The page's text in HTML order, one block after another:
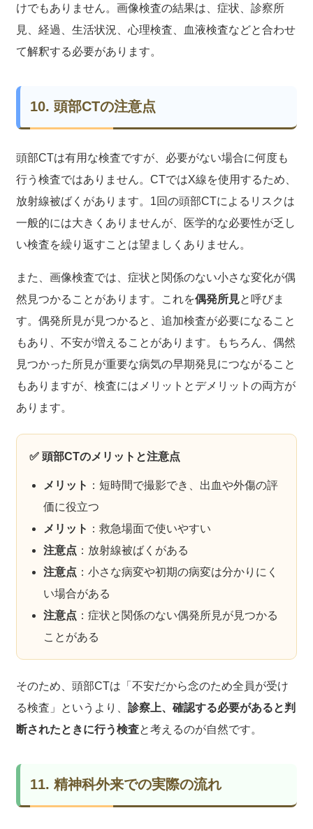
けでもありません。画像検査の結果は、症状、診察所
見、経過、生活状況、心理検査、血液検査などと合わせ
て解釈する必要があります。
10. 頭部CTの注意点
頭部CTは有用な検査ですが、必要がない場合に何度も
行う検査ではありません。CTではX線を使用するため、
放射線被ばくがあります。1回の頭部CTによるリスクは
一般的には大きくありませんが、医学的な必要性が乏し
い検査を繰り返すことは望ましくありません。
また、画像検査では、症状と関係のない小さな変化が偶
然見つかることがあります。これを偶発所見と呼びま
す。偶発所見が見つかると、追加検査が必要になること
もあり、不安が増えることがあります。もちろん、偶然
見つかった所見が重要な病気の早期発見につながること
もありますが、検査にはメリットとデメリットの両方が
あります。
✅ 頭部CTのメリットと注意点
メリット ：短時間で撮影でき、出血や外傷の評
価に役立つ
メリット ：救急場面で使いやすい
注意点 ：放射線被ばくがある
注意点 ：小さな病変や初期の病変は分かりにく
い場合がある
注意点 ：症状と関係のない偶発所見が見つかる
ことがある
そのため、頭部CTは「不安だから念のため全員が受け
る検査」というより、診察上、確認する必要があると判
断されたときに行う検査と考えるのが自然です。
11. 精神科外来での実際の流れ